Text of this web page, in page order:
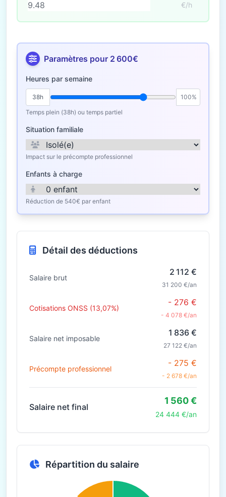
€/h
Paramètres pour 2 600€
Heures par semaine
38h
100%
Temps plein (38h) ou temps partiel
Situation familiale
Impact sur le précompte professionnel
Enfants à charge
Réduction de 540€ par enfant
Détail des déductions
Salaire brut
2 112 €
31 200 €/an
Cotisations ONSS (13,07%)
- 276 €
- 4 078 €/an
Salaire net imposable
1 836 €
27 122 €/an
Précompte professionnel
- 275 €
- 2 678 €/an
Salaire net final
1 560 €
24 444 €/an
Répartition du salaire